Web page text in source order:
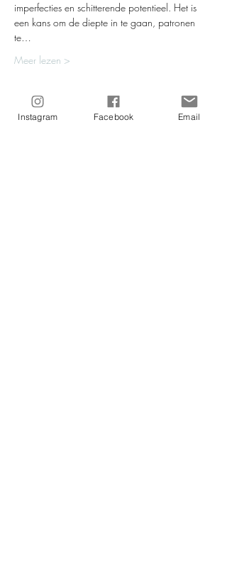
imperfecties en schitterende potentieel. Het is
een kans om de diepte in te gaan, patronen
te…
Meer lezen >
Tickets
Instagram Facebook Email